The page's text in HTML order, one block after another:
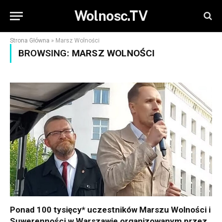
Wolnosc.TV
Strona Główna » Marsz Wolności
BROWSING: MARSZ WOLNOŚCI
Ponad 100 tysięcy* uczestników Marszu Wolności i